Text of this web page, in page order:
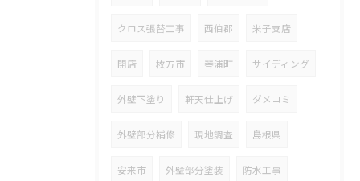
クロス張替工事 西伯郡 米子支店
開店 枚方市 琴浦町 サイディング
外壁下塗り 軒天仕上げ ダメコミ
外壁部分補修 現地調査 島根県
安来市 外壁部分塗装 防水工事